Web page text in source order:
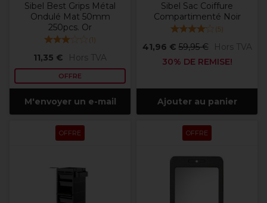
Sibel Best Grips Métal
Ondulé Mat 50mm
250pcs. Or
(1)
11,35 € Hors TVA
OFFRE
M'envoyer un e-mail
Sibel Sac Coiffure
Compartimenté Noir
(5)
41,96 € 59,95 €
Hors TVA
30% DE REMISE!
Ajouter au panier
OFFRE OFFRE